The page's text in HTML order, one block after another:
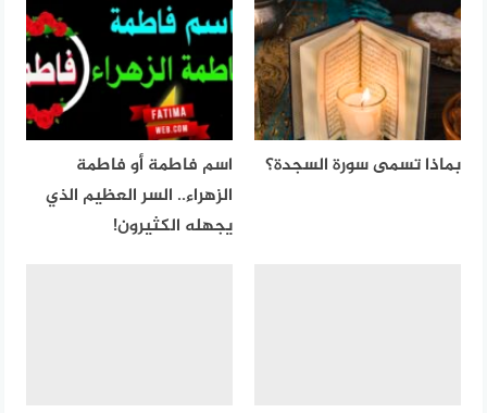
بماذا تسمى سورة السجدة؟
اسم فاطمة أو فاطمة
الزهراء.. السر العظيم الذي
يجهله الكثيرون!